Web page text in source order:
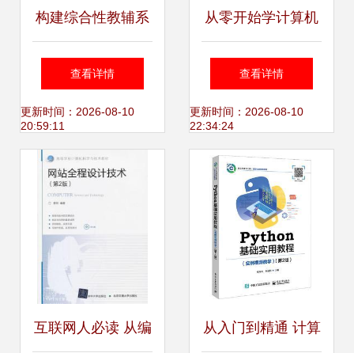
构建综合性教辅系
统 基于JavaVue与
Python全栈技术实
践探索
查看详情
更新时间：2026-08-10
20:59:11
从零开始学计算机
编程 核心内容与必
备知识一览
查看详情
更新时间：2026-08-10
22:34:24
互联网人必读 从编 从入门到精通 计算